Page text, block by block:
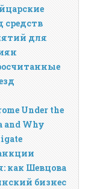
средств
для
Under the
and Why
как Шевцова
бизнес